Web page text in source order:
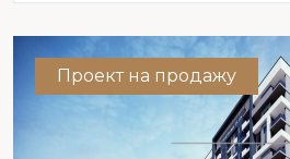
Проект на продажу